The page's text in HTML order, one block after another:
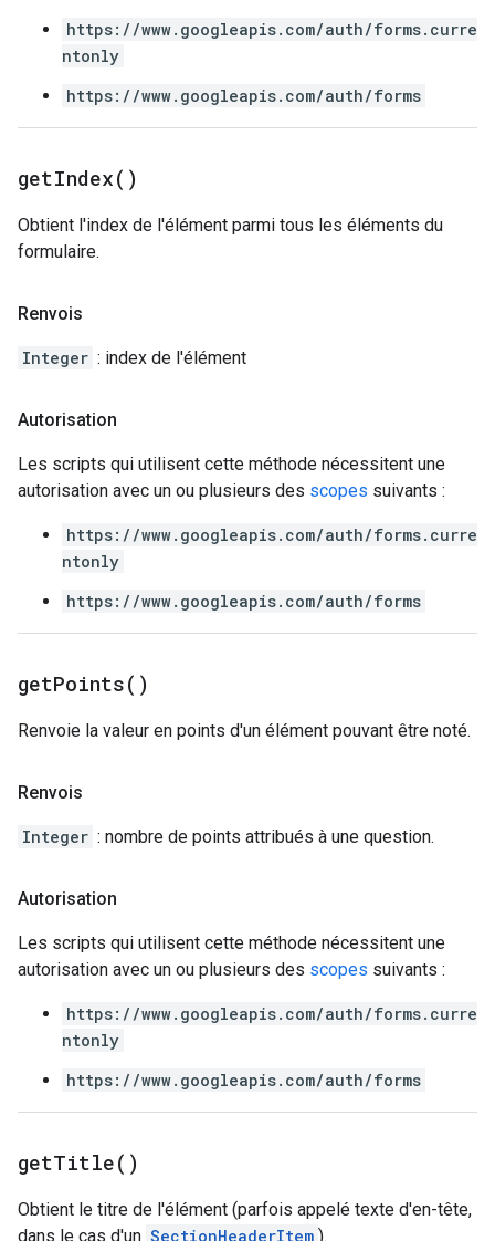
https://www.googleapis.com/auth/forms.curre
ntonly
https://www.googleapis.com/auth/forms
getIndex( )
Obtient l'index de l'élément parmi tous les éléments du
formulaire.
Renvois
Integer : index de l'élément
Autorisation
Les scripts qui utilisent cette méthode nécessitent une
autorisation avec un ou plusieurs des scopes suivants :
https://www.googleapis.com/auth/forms.curre
ntonly
https://www.googleapis.com/auth/forms
getPoints( )
Renvoie la valeur en points d'un élément pouvant être noté.
Renvois
Integer : nombre de points attribués à une question.
Autorisation
Les scripts qui utilisent cette méthode nécessitent une
autorisation avec un ou plusieurs des scopes suivants :
https://www.googleapis.com/auth/forms.curre
ntonly
https://www.googleapis.com/auth/forms
getTitle( )
Obtient le titre de l'élément (parfois appelé texte d'en-tête,
dans le cas d'un SectionHeaderItem ).